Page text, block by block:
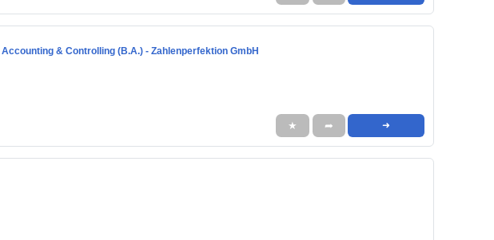
& Controlling (B.A.) - Zahlenperfektion GmbH
★ ➦ ➜